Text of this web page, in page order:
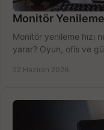
Monitör Yenileme
Monitör yenileme hızı
yarar? Oyun, ofis ve
22 Haziran 2026